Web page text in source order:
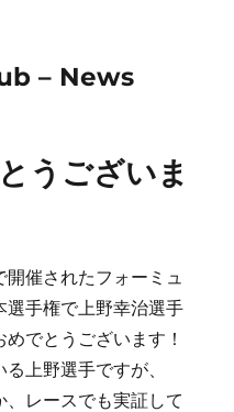
– News
うございま
催されたフォーミュ
選手権で上野幸治選手
でとうございます！
上野選手ですが、
レースでも実証して